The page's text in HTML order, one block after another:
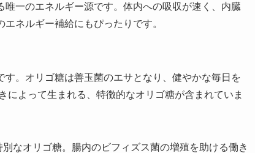
一のエネルギー源です。体内への吸収が速く、内臓
ネルギー補給にもぴったりです。
。オリゴ糖は善玉菌のエサとなり、健やかな毎日を
よって生まれる、特徴的なオリゴ糖が含まれていま
なオリゴ糖。腸内のビフィズス菌の増殖を助ける働き